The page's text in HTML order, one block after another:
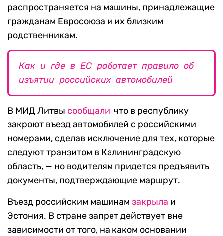
распространяется на машины, принадлежащие
гражданам Евросоюза и их близким
родственникам.
Как и где в ЕС работает правило об
изъятии российских автомобилей
В МИД Литвы сообщали, что в республику
закроют въезд автомобилей с российскими
номерами, сделав исключение для тех, которые
следуют транзитом в Калининградскую
область, — но водителям придется предъявить
документы, подтверждающие маршрут.
Въезд российским машинам закрыла и
Эстония. В стране запрет действует вне
зависимости от того, на каком основании